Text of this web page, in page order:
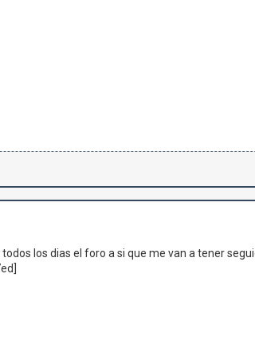
los dias el foro a si que me van a tener